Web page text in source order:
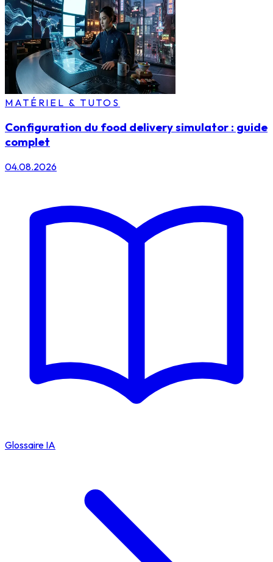
MATÉRIEL & TUTOS
Configuration du food delivery simulator : guide
complet
04.08.2026
Glossaire IA